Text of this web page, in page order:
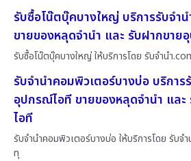
รับซื้อโน๊ตบุ๊คบางใหญ่ บริการรับจำ
ขายของหลุดจำนำ และ รับฝากขาย
รับซื้อโน๊ตบุ๊คบางใหญ่ ให้บริการโดย รับจํานํา
รับจำนำคอมพิวเตอร์บางบ่อ บริการ
อุปกรณ์ไอที ขายของหลุดจำนำ แล
ไอที
รับจำนำคอมพิวเตอร์บางบ่อ ให้บริการโดย รับจํ
ทุ